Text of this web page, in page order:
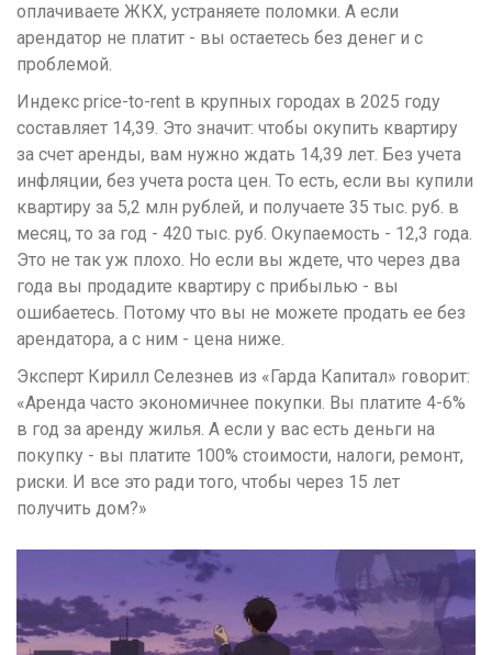
оплачиваете ЖКХ, устраняете поломки. А если
арендатор не платит - вы остаетесь без денег и с
проблемой.
Индекс price-to-rent в крупных городах в 2025 году
составляет 14,39. Это значит: чтобы окупить квартиру
за счет аренды, вам нужно ждать 14,39 лет. Без учета
инфляции, без учета роста цен. То есть, если вы купили
квартиру за 5,2 млн рублей, и получаете 35 тыс. руб. в
месяц, то за год - 420 тыс. руб. Окупаемость - 12,3 года.
Это не так уж плохо. Но если вы ждете, что через два
года вы продадите квартиру с прибылью - вы
ошибаетесь. Потому что вы не можете продать ее без
арендатора, а с ним - цена ниже.
Эксперт Кирилл Селезнев из «Гарда Капитал» говорит:
«Аренда часто экономичнее покупки. Вы платите 4-6%
в год за аренду жилья. А если у вас есть деньги на
покупку - вы платите 100% стоимости, налоги, ремонт,
риски. И все это ради того, чтобы через 15 лет
получить дом?»